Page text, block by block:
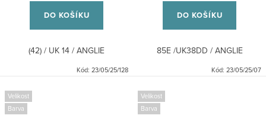
DO KOŠÍKU
(42) / UK 14 / ANGLIE
Kód: 23/05/25/128
DO KOŠÍKU
85E /UK38DD / ANGLIE
Kód: 23/05/25/07
Velikost
Barva
Velikost
Barva